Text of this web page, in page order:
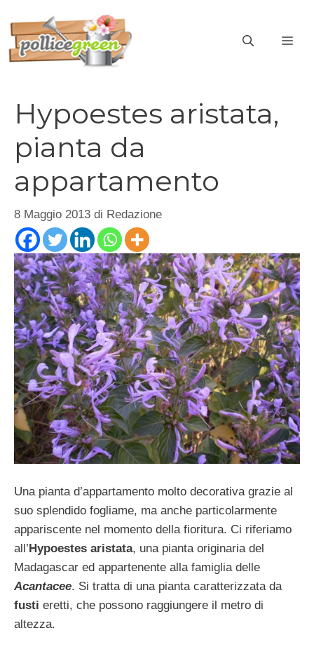
contenuto
Hypoestes aristata,
pianta da
appartamento
8 Maggio 2013 di Redazione
Una pianta d’appartamento molto decorativa grazie al
suo splendido fogliame, ma anche particolarmente
appariscente nel momento della fioritura. Ci riferiamo
all’Hypoestes aristata, una pianta originaria del
Madagascar ed appartenente alla famiglia delle
Acantacee. Si tratta di una pianta caratterizzata da
fusti eretti, che possono raggiungere il metro di
altezza.